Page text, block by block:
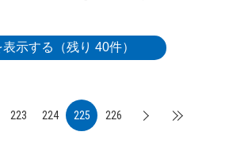
示する（残り 40件）
223 224 225 226